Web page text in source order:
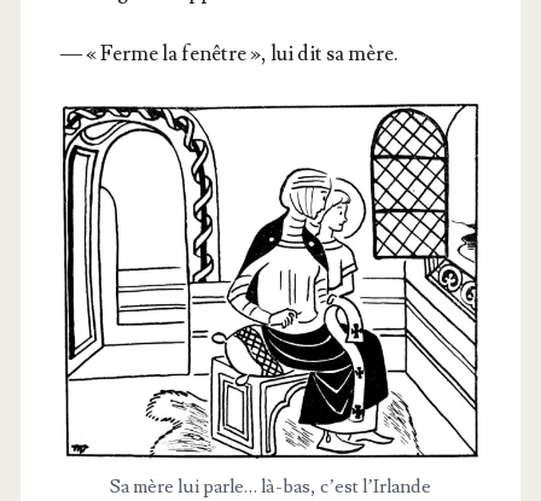
— « Ferme la fenêtre », lui dit sa mère.
Sa mère lui parle… là-bas, c’est l’Irlande